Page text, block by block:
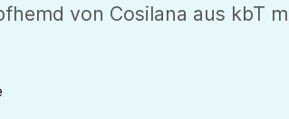
von Cosilana aus kbT